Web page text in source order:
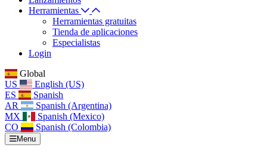
Herramientas
Herramientas gratuitas
Tienda de aplicaciones
Especialistas
Login
Global
US
English (US)
ES
Spanish
AR
Spanish (Argentina)
MX
Spanish (Mexico)
CO
Spanish (Colombia)
Menu